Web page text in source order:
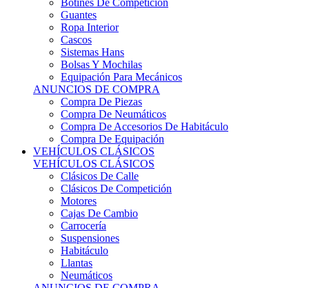
Ropa Interior
Cascos
Sistemas Hans
Bolsas Y Mochilas
Equipación Para Mecánicos
ANUNCIOS DE COMPRA
Compra De Piezas
Compra De Neumáticos
Compra De Accesorios De Habitáculo
Compra De Equipación
VEHÍCULOS CLÁSICOS
VEHÍCULOS CLÁSICOS
Clásicos De Calle
Clásicos De Competición
Motores
Cajas De Cambio
Carrocería
Suspensiones
Habitáculo
Llantas
Neumáticos
ANUNCIOS DE COMPRA
Compra De Competición